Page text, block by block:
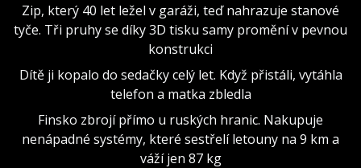
Zip, který 40 let ležel v garáži, teď nahrazuje stanové
tyče. Tři pruhy se díky 3D tisku samy promění v pevnou
konstrukci
Dítě ji kopalo do sedačky celý let. Když přistáli, vytáhla
telefon a matka zbledla
Finsko zbrojí přímo u ruských hranic. Nakupuje
nenápadné systémy, které sestřelí letouny na 9 km a
váží jen 87 kg